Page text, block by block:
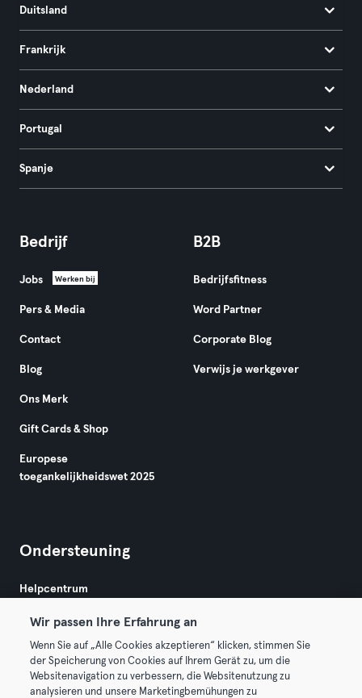
Duitsland
Frankrijk
Nederland
Portugal
Spanje
Bedrijf
Jobs Werken bij
Pers & Media
Contact
Blog
Ons Merk
Gift Cards & Shop
Europese
toegankelijkheidswet 2025
B2B
Bedrijfsfitness
Word Partner
Corporate Blog
Verwijs je werkgever
Ondersteuning
Helpcentrum
Wir passen Ihre Erfahrung an
Wenn Sie auf „Alle Cookies akzeptieren“ klicken, stimmen Sie
der Speicherung von Cookies auf Ihrem Gerät zu, um die
Websitenavigation zu verbessern, die Websitenutzung zu
analysieren und unsere Marketingbemühungen zu